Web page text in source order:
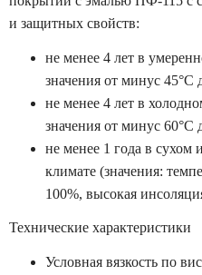
и защитных свойств:
не менее 4 лет в
значения от минус 45°С
не менее 4 лет в
значения от минус 60°С
не менее 1 года в сухом
климате (значения:
100%, высокая
Технические характеристики
Условная вязкость по